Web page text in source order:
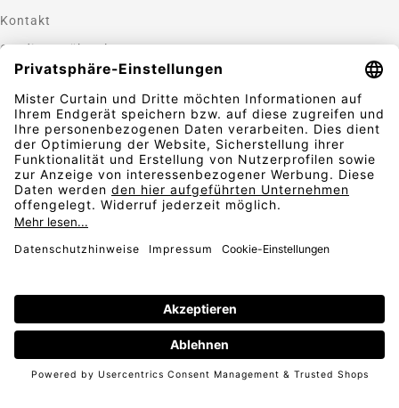
Kontakt
Gardinen nähen lassen
Zahlungsmethoden
Sicherheit
AGBWiderrufsbelehrung
Impressum
© 2026
* inkl. 19 % MwSt.,inkl. Versandkosten